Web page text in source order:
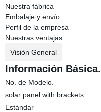
Nuestra fábrica
Embalaje y envío
Perfil de la empresa
Nuestras ventajas
Visión General
Información Básica.
No. de Modelo.
solar panel with brackets
Estándar